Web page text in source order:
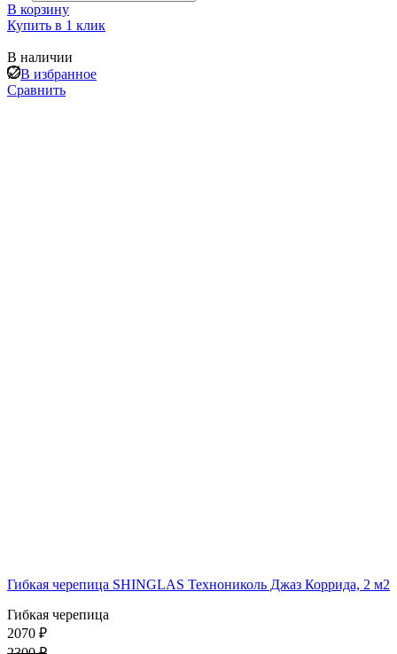
В корзину
Купить в 1 клик
В наличии
В избранное
Сравнить
Гибкая черепица SHINGLAS Технониколь Джаз Коррида, 2 м2
Гибкая черепица
2070 ₽